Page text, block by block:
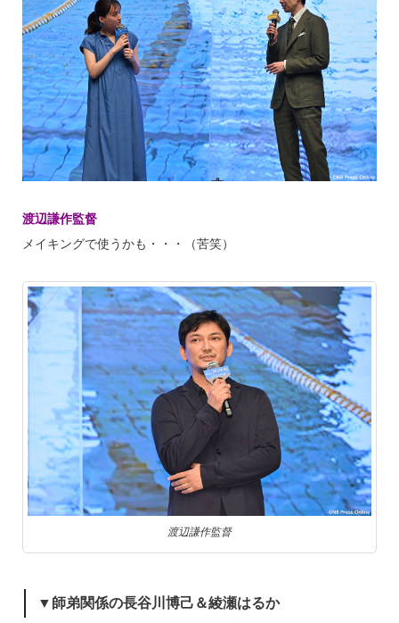
渡辺謙作監督
メイキングで使うかも・・・（苦笑）
渡辺謙作監督
▼師弟関係の長谷川博己＆綾瀬はるか